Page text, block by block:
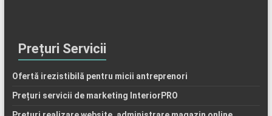
Prețuri Servicii
Ofertă irezistibilă pentru micii antreprenori
Prețuri servicii de marketing InteriorPRO